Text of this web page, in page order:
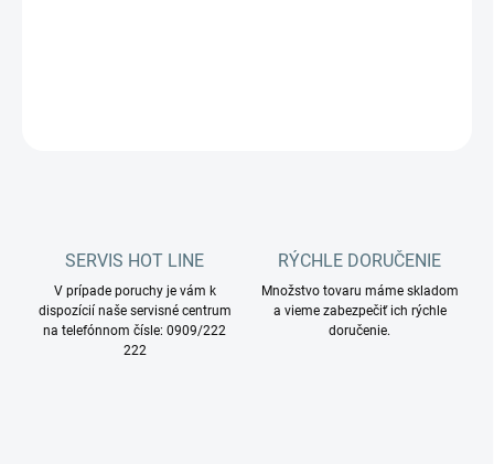
SERVIS HOT LINE
V prípade poruchy je vám k
dispozícií naše servisné centrum
na telefónnom čísle: 0909/222
222
RÝCHLE DORUČENIE
Množstvo tovaru máme skladom
a vieme zabezpečiť ich rýchle
doručenie.